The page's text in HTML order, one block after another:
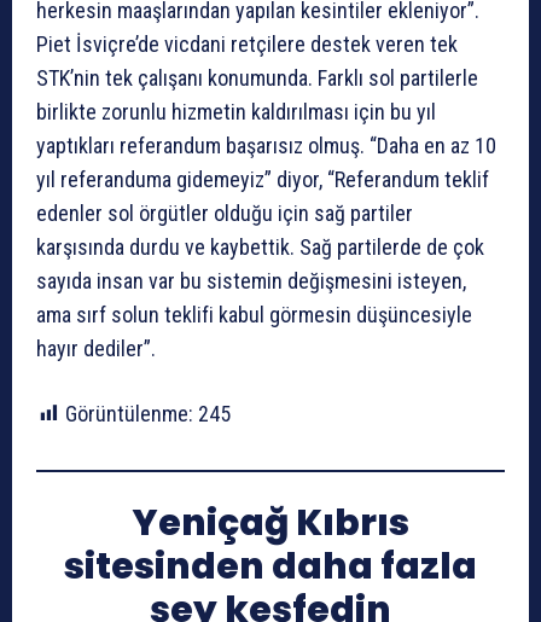
herkesin maaşlarından yapılan kesintiler ekleniyor”.
Piet İsviçre’de vicdani retçilere destek veren tek
STK’nin tek çalışanı konumunda. Farklı sol partilerle
birlikte zorunlu hizmetin kaldırılması için bu yıl
yaptıkları referandum başarısız olmuş. “Daha en az 10
yıl referanduma gidemeyiz” diyor, “Referandum teklif
edenler sol örgütler olduğu için sağ partiler
karşısında durdu ve kaybettik. Sağ partilerde de çok
sayıda insan var bu sistemin değişmesini isteyen,
ama sırf solun teklifi kabul görmesin düşüncesiyle
hayır dediler”.
Görüntülenme: 245
Yeniçağ Kıbrıs
sitesinden daha fazla
şey keşfedin